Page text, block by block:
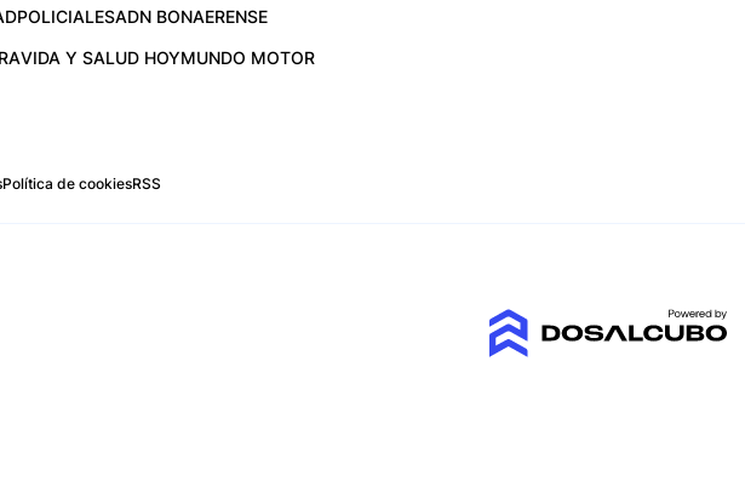
POLICIALESADN BONAERENSE
VIDA Y SALUD HOYMUNDO MOTOR
Política de cookiesRSS